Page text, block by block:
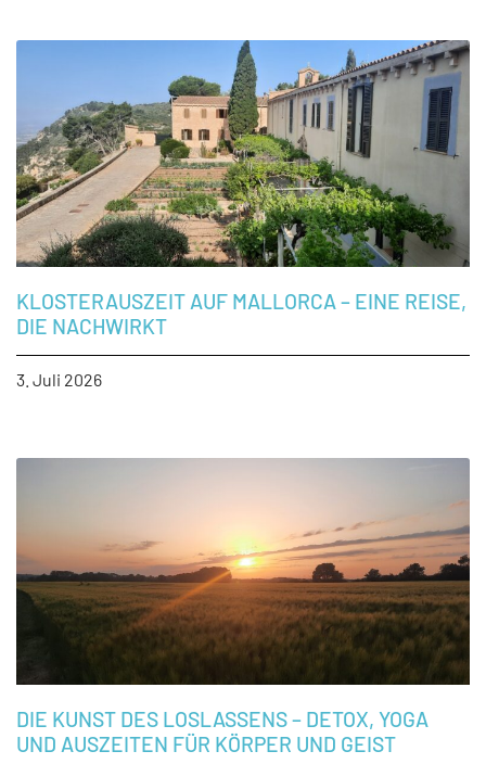
KLOSTERAUSZEIT AUF MALLORCA – EINE REISE,
DIE NACHWIRKT
3. Juli 2026
DIE KUNST DES LOSLASSENS – DETOX, YOGA
UND AUSZEITEN FÜR KÖRPER UND GEIST